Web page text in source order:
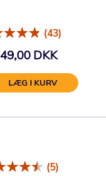
(43)
DKK
LÆG I KURV
(5)